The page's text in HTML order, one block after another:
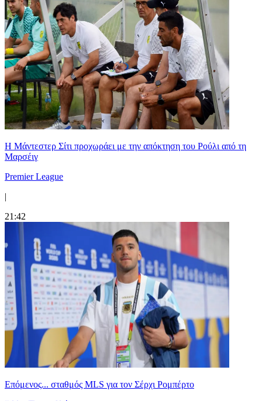
Η Μάντεστερ Σίτι προχωράει με την απόκτηση του Ρούλι από τη
Μαρσέιγ
Premier League
|
21:42
Επόμενος... σταθμός MLS για τον Σέρχι Ρομπέρτο